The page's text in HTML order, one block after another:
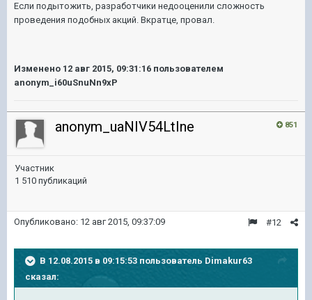
Если подытожить, разработчики недооценили сложность
проведения подобных акций. Вкратце, провал.
Изменено 12 авг 2015, 09:31:16 пользователем
anonym_i60uSnuNn9xP
851
anonym_uaNIV54LtIne
Участник
1 510 публикаций
#12
Опубликовано: 12 авг 2015, 09:37:09
В 12.08.2015 в 09:15:53 пользователь Dimakur63
сказал: